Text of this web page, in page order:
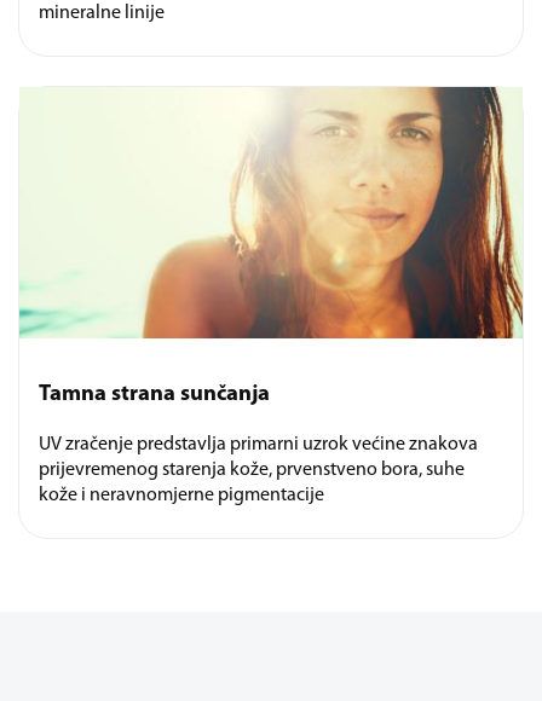
mineralne linije
Tamna strana sunčanja
UV zračenje predstavlja primarni uzrok većine znakova
prijevremenog starenja kože, prvenstveno bora, suhe
kože i neravnomjerne pigmentacije